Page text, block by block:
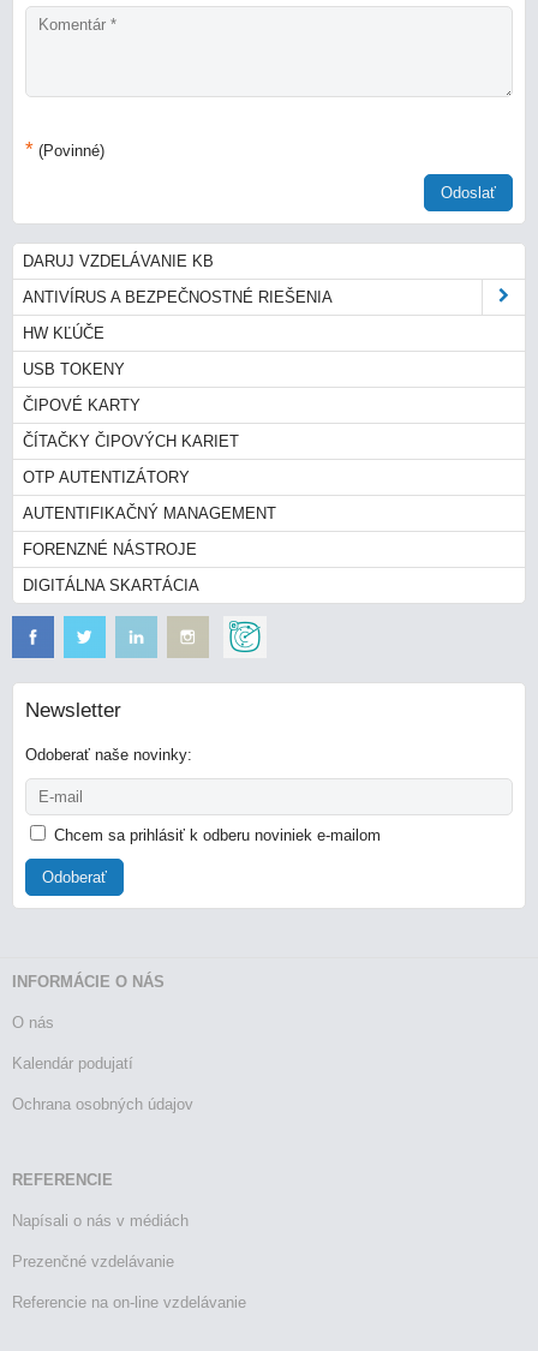
* (Povinné)
Odoslať
DARUJ VZDELÁVANIE KB
ANTIVÍRUS A BEZPEČNOSTNÉ RIEŠENIA
HW KĽÚČE
USB TOKENY
ČIPOVÉ KARTY
ČÍTAČKY ČIPOVÝCH KARIET
OTP AUTENTIZÁTORY
AUTENTIFIKAČNÝ MANAGEMENT
FORENZNÉ NÁSTROJE
DIGITÁLNA SKARTÁCIA
Newsletter
Odoberať naše novinky:
Chcem sa prihlásiť k odberu noviniek e-mailom
Odoberať
INFORMÁCIE O NÁS
O nás
Kalendár podujatí
Ochrana osobných údajov
REFERENCIE
Napísali o nás v médiách
Prezenčné vzdelávanie
Referencie na on-line vzdelávanie